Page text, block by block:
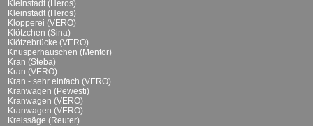
Kleinstadt (Heros)
Kleinstadt (Heros)
Klopperei (VERO)
Klötzchen (Sina)
Klötzebrücke (VERO)
Knusperhäuschen (Mentor)
Kran (Steba)
Kran (VERO)
Kran - sehr einfach (VERO)
Kranwagen (Pewesti)
Kranwagen (VERO)
Kranwagen (VERO)
Kreissäge (Reuter)